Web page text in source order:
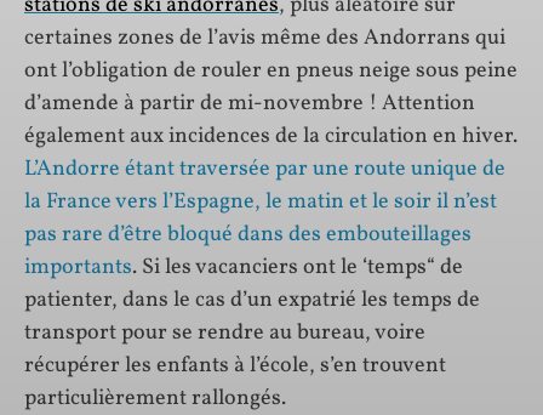
certaines zones de l’avis même des Andorrans qui
ont l’obligation de rouler en pneus neige sous peine
d’amende à partir de mi-novembre ! Attention
également aux incidences de la circulation en hiver.
L’Andorre étant traversée par une route unique de
la France vers l’Espagne, le matin et le soir il n’est
pas rare d’être bloqué dans des embouteillages
importants. Si les vacanciers ont le ‘temps“ de
patienter, dans le cas d’un expatrié les temps de
transport pour se rendre au bureau, voire
récupérer les enfants à l’école, s’en trouvent
particulièrement rallongés.